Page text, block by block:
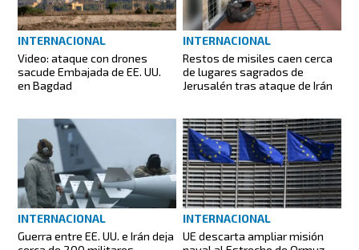
INTERNACIONAL
Video: ataque con drones
sacude Embajada de EE. UU.
en Bagdad
INTERNACIONAL
Restos de misiles caen cerca
de lugares sagrados de
Jerusalén tras ataque de Irán
INTERNACIONAL
Guerra entre EE. UU. e Irán deja
INTERNACIONAL
UE descarta ampliar misión